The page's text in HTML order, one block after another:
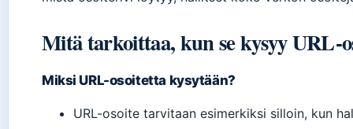
Mitä tarkoittaa, kun se kysyy URL-
Miksi URL-osoitetta kysytään?
URL-osoite tarvitaan esimerkiksi silloin, kun